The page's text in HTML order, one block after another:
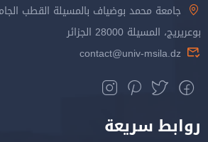
جامعة محمد بوضياف بالمسيلة القطب
بوعريريج، المسيلة 28000 الجزائر
contact@univ-msila.dz
روابط سريعة